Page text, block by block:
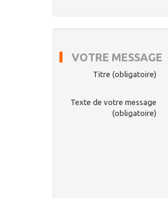
VOTRE MESSAGE
Titre (obligatoire)
Texte de votre message
(obligatoire)